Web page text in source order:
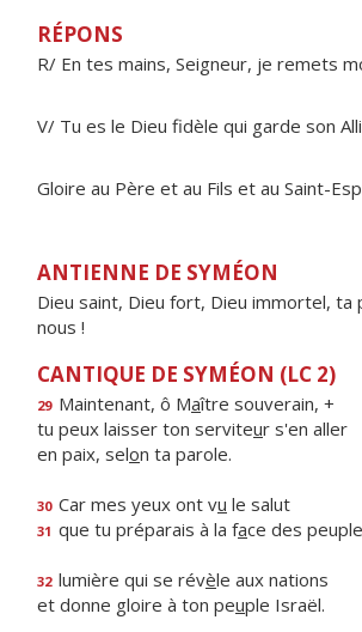
RÉPONS
R/ En tes mains, Seigneur, je remets
V/ Tu es le Dieu fidèle qui garde son
Gloire au Père et au Fils et au Saint-
ANTIENNE DE SYMÉON
Dieu saint, Dieu fort, Dieu immortel, ta
nous !
CANTIQUE DE SYMÉON (LC 2)
29 Maintenant, ô Maître souverain, +
tu peux laisser ton serviteur s'en aller
en paix, selon ta parole.
30 Car mes yeux ont vu le salut
31 que tu préparais à la face des
32 lumière qui se révèle aux nations
et donne gloire à ton peuple Israël.